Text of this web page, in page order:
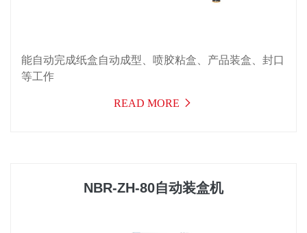
能自动完成纸盒自动成型、喷胶粘盒、产品装盒、封口
等工作
READ MORE
NBR-ZH-80自动装盒机